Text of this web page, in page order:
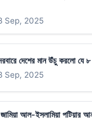
Sep, 2025
দেশের মান উঁচু করলো যে
Sep, 2025
আল-ইসলামিয়া পটিয়ার